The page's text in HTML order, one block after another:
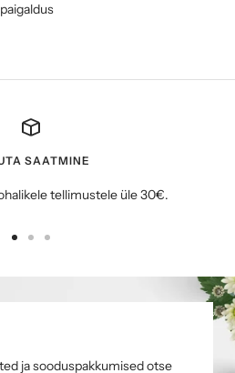
SAATMINE
tellimustele üle 30€.
ja sooduspakkumised otse